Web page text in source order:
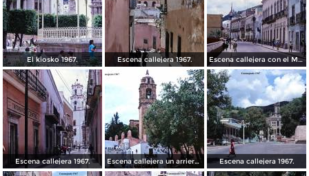
El kiosko 1967. Escena callejera 1967. Escena callejera con el Mto al Pipila al fondo 1967.
Escena callejera 1967. Escena callejera un arriero 1967. Escena callejera 1967.